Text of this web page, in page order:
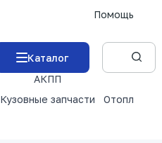
Помощь
Каталог
АКПП
Кузовные запчасти
Отопление